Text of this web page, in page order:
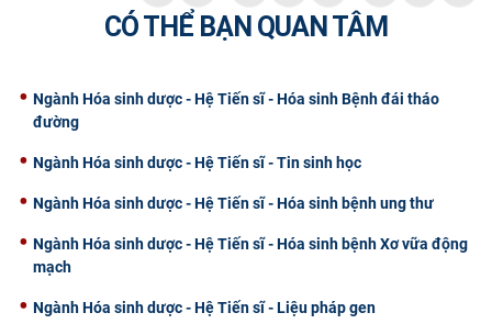
CÓ THỂ BẠN QUAN TÂM
Ngành Hóa sinh dược - Hệ Tiến sĩ - Hóa sinh Bệnh đái tháo
đường
Ngành Hóa sinh dược - Hệ Tiến sĩ - Tin sinh học
Ngành Hóa sinh dược - Hệ Tiến sĩ - Hóa sinh bệnh ung thư
Ngành Hóa sinh dược - Hệ Tiến sĩ - Hóa sinh bệnh Xơ vữa động
mạch
Ngành Hóa sinh dược - Hệ Tiến sĩ - Liệu pháp gen